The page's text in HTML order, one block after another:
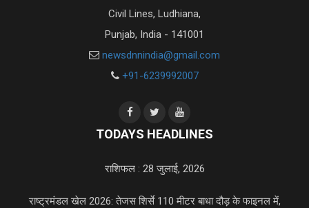
Civil Lines, Ludhiana,
Punjab, India - 141001
newsdnnindia@gmail.com
+91-6239992007
TODAYS HEADLINES
राशिफल : 28 जुलाई, 2026
राष्ट्रमंडल खेल 2026: तेजस शिर्से 110 मीटर बाधा दौड़ के फाइनल में,